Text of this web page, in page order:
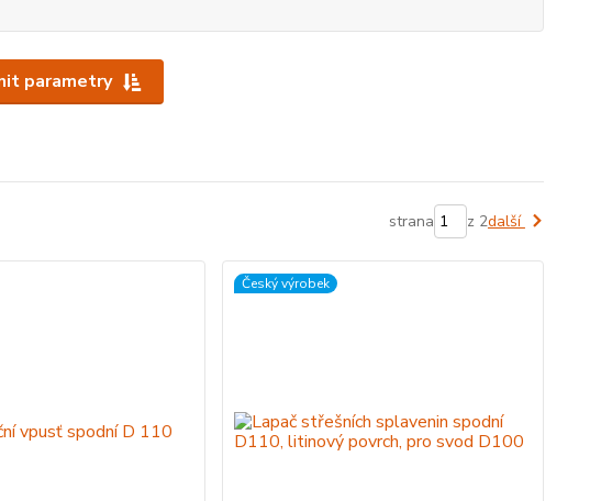
parametry
strana z 2další
Český výrobek